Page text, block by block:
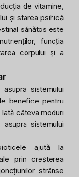
de vitamine,
și starea psihică
sănătos este
funcția
corpului și a
sistemului
benefice pentru
câteva moduri
sistemului
ajută la
prin creșterea
strânse